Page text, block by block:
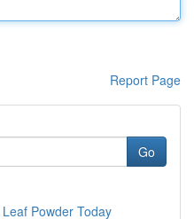
Report Page
Go
Powder Today